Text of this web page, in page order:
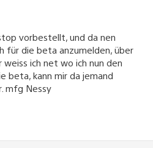
vorbestellt, und da nen
für die beta anzumelden, über
ich net wo ich nun den
beta, kann mir da jemand
mfg Nessy